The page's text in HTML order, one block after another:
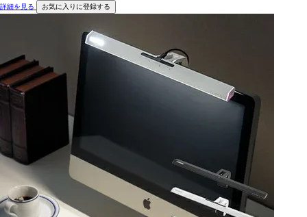
詳細を見る
お気に入りに登録する